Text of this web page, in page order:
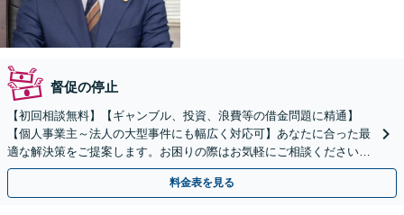
督促の停止
【初回相談無料】【ギャンブル、投資、浪費等の借金問題に精通】
【個人事業主～法人の大型事件にも幅広く対応可】あなたに合った最
適な解決策をご提案します。お困りの際はお気軽にご相談ください。
新たなスタートのために丁寧に支援いたします。
料金表を見る